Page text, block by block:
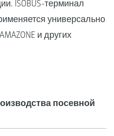
ISOBUS-терминал
универсально
и других
посевной